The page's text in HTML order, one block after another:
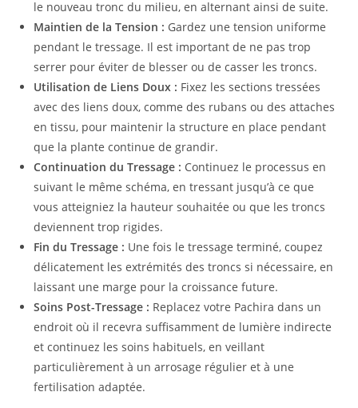
le nouveau tronc du milieu, en alternant ainsi de suite.
Maintien de la Tension : Gardez une tension uniforme
pendant le tressage. Il est important de ne pas trop
serrer pour éviter de blesser ou de casser les troncs.
Utilisation de Liens Doux : Fixez les sections tressées
avec des liens doux, comme des rubans ou des attaches
en tissu, pour maintenir la structure en place pendant
que la plante continue de grandir.
Continuation du Tressage : Continuez le processus en
suivant le même schéma, en tressant jusqu’à ce que
vous atteigniez la hauteur souhaitée ou que les troncs
deviennent trop rigides.
Fin du Tressage : Une fois le tressage terminé, coupez
délicatement les extrémités des troncs si nécessaire, en
laissant une marge pour la croissance future.
Soins Post-Tressage : Replacez votre Pachira dans un
endroit où il recevra suffisamment de lumière indirecte
et continuez les soins habituels, en veillant
particulièrement à un arrosage régulier et à une
fertilisation adaptée.